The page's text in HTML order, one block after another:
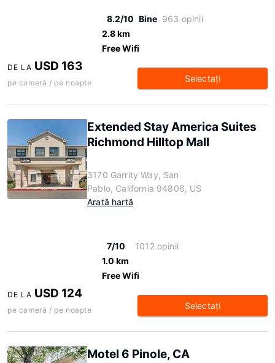
8.2/10 Bine 963 opinii
2.8 km
Free Wifi
DE LA USD 163
pe cameră / pe noapte Selectaţi
Extended Stay America Suites
Richmond Hilltop Mall
3170 Garrity Way, San
Pablo, California 94806, US
Arată hartă
7/10
1012 opinii
1.0 km
Free Wifi
DE LA USD 124
pe cameră / pe noapte Selectaţi
Motel 6 Pinole, CA